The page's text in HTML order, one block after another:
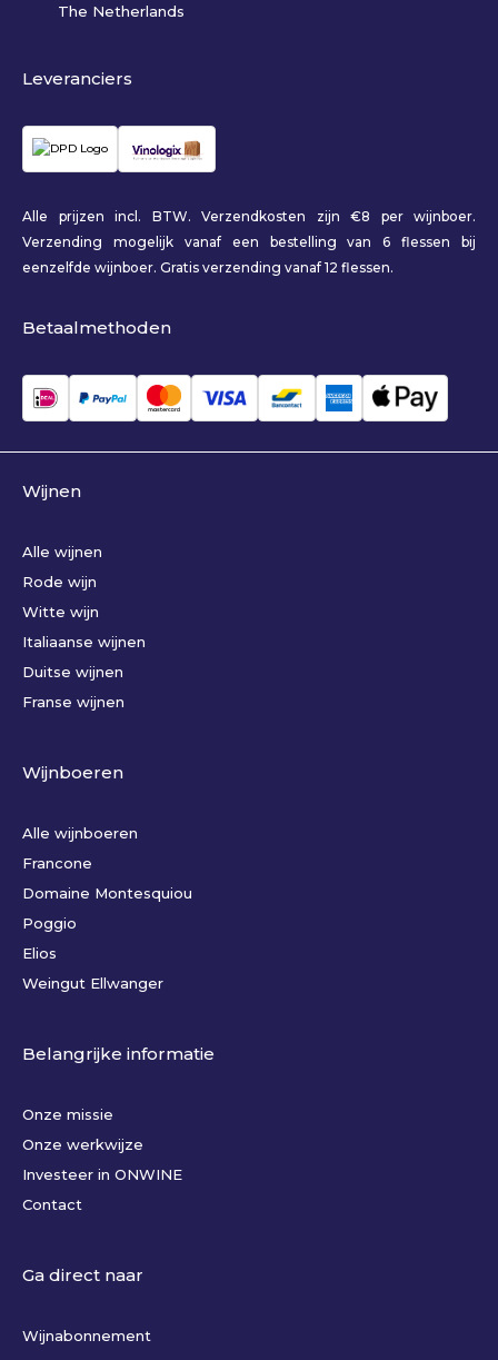
The Netherlands
Leveranciers
Alle prijzen incl. BTW. Verzendkosten zijn €8 per wijnboer.
Verzending mogelijk vanaf een bestelling van 6 flessen bij
eenzelfde wijnboer. Gratis verzending vanaf 12 flessen.
Betaalmethoden
Wijnen
Alle wijnen
Rode wijn
Witte wijn
Italiaanse wijnen
Duitse wijnen
Franse wijnen
Wijnboeren
Alle wijnboeren
Francone
Domaine Montesquiou
Poggio
Elios
Weingut Ellwanger
Belangrijke informatie
Onze missie
Onze werkwijze
Investeer in ONWINE
Contact
Ga direct naar
Wijnabonnement